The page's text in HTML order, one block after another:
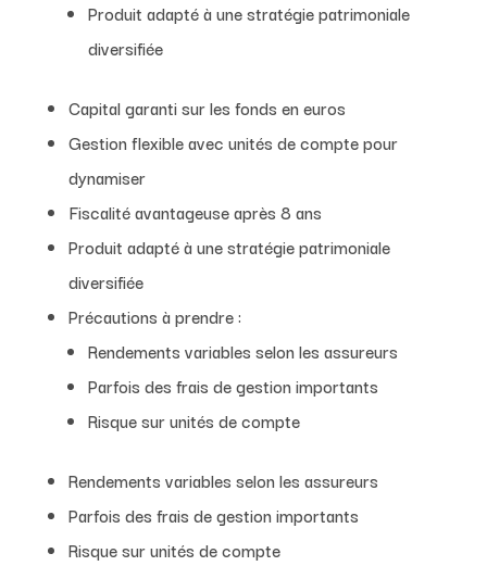
Produit adapté à une stratégie patrimoniale
diversifiée
Capital garanti sur les fonds en euros
Gestion flexible avec unités de compte pour
dynamiser
Fiscalité avantageuse après 8 ans
Produit adapté à une stratégie patrimoniale
diversifiée
Précautions à prendre :
Rendements variables selon les assureurs
Parfois des frais de gestion importants
Risque sur unités de compte
Rendements variables selon les assureurs
Parfois des frais de gestion importants
Risque sur unités de compte